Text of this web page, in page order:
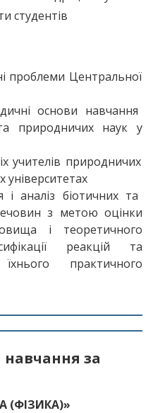
студентів
проблеми Центральної
основи навчання
та природничих наук у
учителів природничих
університетах
і аналіз біотичних та
з метою оцінки
і теоретичного
реакцій та
практичного
за
(ФІЗИКА)»